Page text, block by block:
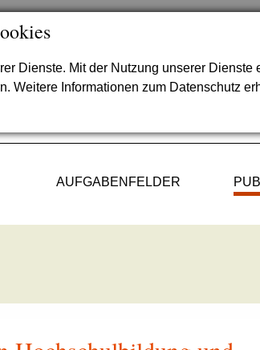
Dienste. Mit der Nutzung unserer Dienste
Weitere Informationen zum Datenschutz
AUFGABENFELDER